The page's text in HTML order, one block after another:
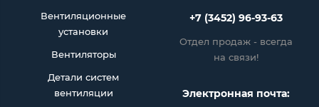
Вентиляционные
установки
Вентиляторы
Детали систем
вентиляции
+7 (3452) 96-93-63
Отдел продаж - всегда
на связи!
Электронная почта: